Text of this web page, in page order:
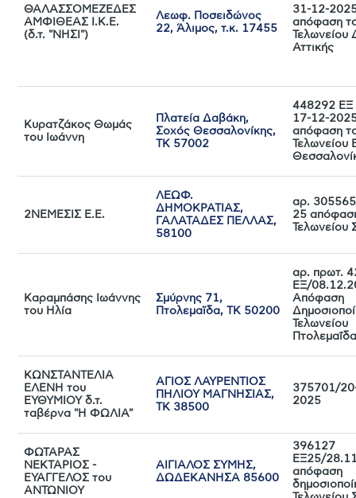
ΘΑΛΑΣΣΟΜΕΖΕΔΕΣ
ΑΜΦΙΘΕΑΣ Ι.Κ.Ε.
(δ.τ. "ΝΗΣΙ")
Λεωφ. Ποσειδώνος
22, Άλιμος, τ.κ. 17455
31-12-
απόφαση
Τελωνείου
Αττικής
Κυρατζάκος Θωμάς
του Ιωάννη
Πλατεία Δαβάκη,
Σοχός Θεσσαλονίκης,
ΤΚ 57002
448292
17-12-
απόφαση
Τελωνείου
2ΝΕΜΕΣΙΣ Ε.Ε.
ΛΕΩΦ.
ΔΗΜΟΚΡΑΤΙΑΣ,
ΓΑΛΑΤΑΔΕΣ ΠΕΛΛΑΣ,
58100
αρ.
25
Τελωνείου
Καραμπάσης Ιωάννης
του Ηλία
Σμύρνης 71,
Πτολεμαϊδα, ΤΚ 50200
αρ. πρωτ.
ΕΞ/
Απόφαση
Τελωνείου
ΚΩΝΣΤΑΝΤΕΛΙΑ
ΕΛΕΝΗ του
ΕΥΘΥΜΙΟΥ δ.τ.
ταβέρνα "Η ΦΩΛΙΑ"
ΑΓΙΟΣ ΛΑΥΡΕΝΤΙΟΣ
ΠΗΛΙΟΥ ΜΑΓΝΗΣΙΑΣ,
ΤΚ 38500
375701/
2025
ΦΩΤΑΡΑΣ
ΝΕΚΤΑΡΙΟΣ -
ΕΥΑΓΓΕΛΟΣ του
ΑΝΤΩΝΙΟΥ
ΑΙΓΙΑΛΟΣ ΣΥΜΗΣ,
ΔΩΔΕΚΑΝΗΣΑ 85600
396127
ΕΞ25/
απόφαση